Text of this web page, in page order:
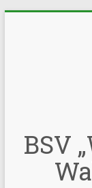
BSV